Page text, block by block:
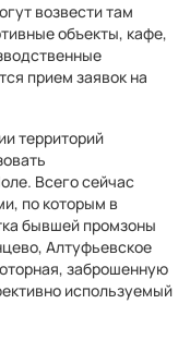
возвести там
объекты, кафе,
прием заявок на
территорий
Всего сейчас
по которым в
бывшей промзоны
Алтуфьевское
заброшенную
используемый